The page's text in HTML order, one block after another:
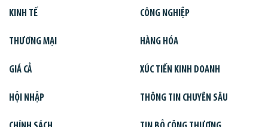
KINH TẾ CÔNG NGHIỆP
THƯƠNG MẠI HÀNG HÓA
GIÁ CẢ XÚC TIẾN KINH DOANH
HỘI NHẬP THÔNG TIN CHUYÊN SÂU